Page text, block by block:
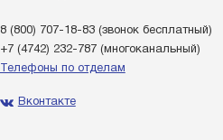
8 (800) 707-18-83(звонок бесплатный)
+7 (4742) 232-787(многоканальный)
Телефоны по отделам
Вконтакте